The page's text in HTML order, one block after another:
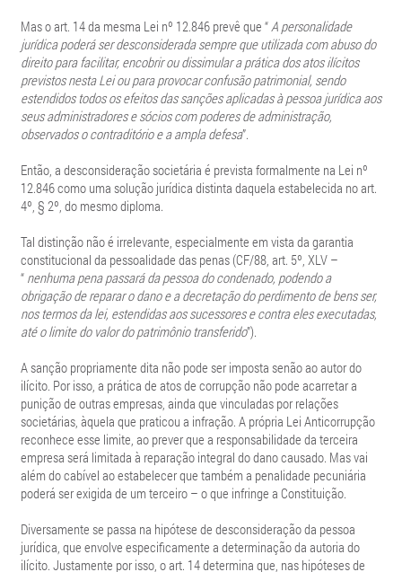
Mas o art. 14 da mesma Lei nº 12.846 prevê que “A personalidade
jurídica poderá ser desconsiderada sempre que utilizada com abuso do
direito para facilitar, encobrir ou dissimular a prática dos atos ilícitos
previstos nesta Lei ou para provocar confusão patrimonial, sendo
estendidos todos os efeitos das sanções aplicadas à pessoa jurídica aos
seus administradores e sócios com poderes de administração,
observados o contraditório e a ampla defesa”.
Então, a desconsideração societária é prevista formalmente na Lei nº
12.846 como uma solução jurídica distinta daquela estabelecida no art.
4º, § 2º, do mesmo diploma.
Tal distinção não é irrelevante, especialmente em vista da garantia
constitucional da pessoalidade das penas (CF/88, art. 5º, XLV –
“ nenhuma pena passará da pessoa do condenado, podendo a
obrigação de reparar o dano e a decretação do perdimento de bens ser,
nos termos da lei, estendidas aos sucessores e contra eles executadas,
até o limite do valor do patrimônio transferido”).
A sanção propriamente dita não pode ser imposta senão ao autor do
ilícito. Por isso, a prática de atos de corrupção não pode acarretar a
punição de outras empresas, ainda que vinculadas por relações
societárias, àquela que praticou a infração. A própria Lei Anticorrupção
reconhece esse limite, ao prever que a responsabilidade da terceira
empresa será limitada à reparação integral do dano causado. Mas vai
além do cabível ao estabelecer que também a penalidade pecuniária
poderá ser exigida de um terceiro – o que infringe a Constituição.
Diversamente se passa na hipótese de desconsideração da pessoa
jurídica, que envolve especificamente a determinação da autoria do
ilícito. Justamente por isso, o art. 14 determina que, nas hipóteses de